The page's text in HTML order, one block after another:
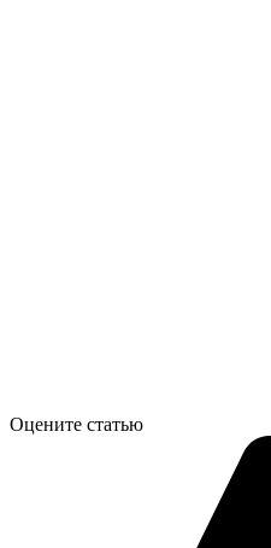
Оцените статью